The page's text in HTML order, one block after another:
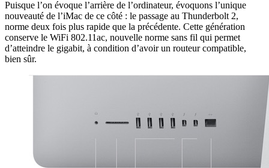
Puisque l’on évoque l’arrière de l’ordinateur, évoquons l’unique
nouveauté de l’iMac de ce côté : le passage au Thunderbolt 2,
norme deux fois plus rapide que la précédente. Cette génération
conserve le WiFi 802.11ac, nouvelle norme sans fil qui permet
d’atteindre le gigabit, à condition d’avoir un routeur compatible,
bien sûr.